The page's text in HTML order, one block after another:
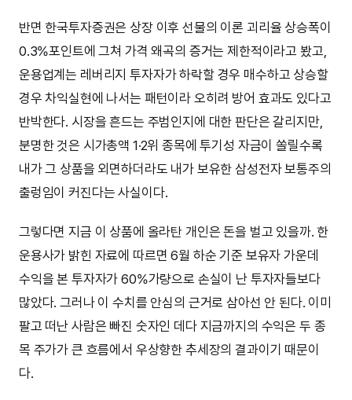
반면 한국투자증권은 상장 이후 선물의 이론 괴리율 상승폭이
0.3%포인트에 그쳐 가격 왜곡의 증거는 제한적이라고 봤고,
운용업계는 레버리지 투자자가 하락할 경우 매수하고 상승할
경우 차익실현에 나서는 패턴이라 오히려 방어 효과도 있다고
반박한다. 시장을 흔드는 주범인지에 대한 판단은 갈리지만,
분명한 것은 시가총액 1·2위 종목에 투기성 자금이 쏠릴수록
내가 그 상품을 외면하더라도 내가 보유한 삼성전자 보통주의
출렁임이 커진다는 사실이다.
그렇다면 지금 이 상품에 올라탄 개인은 돈을 벌고 있을까. 한
운용사가 밝힌 자료에 따르면 6월 하순 기준 보유자 가운데
수익을 본 투자자가 60%가량으로 손실이 난 투자자들보다
많았다. 그러나 이 수치를 안심의 근거로 삼아선 안 된다. 이미
팔고 떠난 사람은 빠진 숫자인 데다 지금까지의 수익은 두 종
목 주가가 큰 흐름에서 우상향한 추세장의 결과이기 때문이
다.